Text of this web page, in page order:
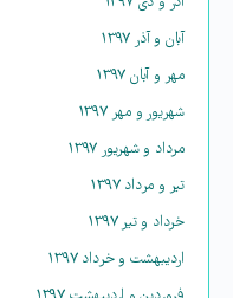
آبان و آذر ۱۳۹۷
مهر و آبان ۱۳۹۷
شهریور و مهر ۱۳۹۷
مرداد و شهریور ۱۳۹۷
تیر و مرداد ۱۳۹۷
خرداد و تیر ۱۳۹۷
اردیبهشت و خرداد ۱۳۹۷